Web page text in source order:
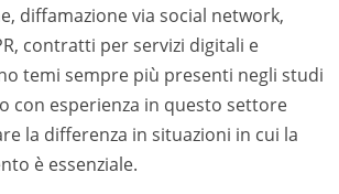
diffamazione via social network,
contratti per servizi digitali e
temi sempre più presenti negli studi
con esperienza in questo settore
la differenza in situazioni in cui la
è essenziale.